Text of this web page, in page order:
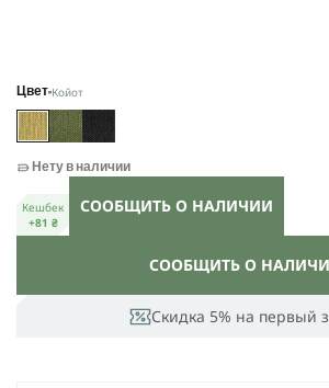
Цвет Койот
Скидка 5% на первый
СООБЩИТЬ О
Нету в наличии
Кешбек
+81 ₴
СООБЩИТЬ О НАЛИЧИИ